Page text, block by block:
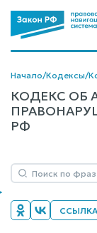
Начало/Кодексы/
КОДЕКС ОБ
РФ